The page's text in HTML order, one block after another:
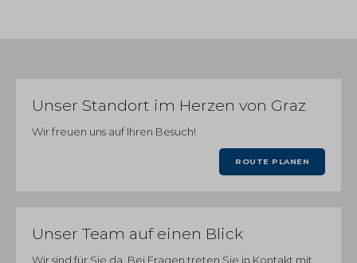
Unser Standort im Herzen von Graz
Wir freuen uns auf Ihren Besuch!
ROUTE PLANEN
Unser Team auf einen Blick
Wir sind für Sie da. Bei Fragen treten Sie in Kontakt mit